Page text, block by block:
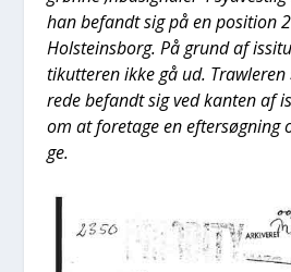
han befandt sig på en posi­tion
Holste­ins­borg. På grund af
ti­kut­te­ren ikke gå ud.
re­de befandt sig ved kan­ten af
om at fore­ta­ge en
ge.